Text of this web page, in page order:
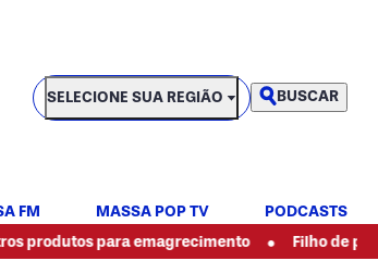
SELECIONE SUA REGIÃO
SELECIONE SUA REGIÃO BUSCAR
FM MASSA POP TV
PODCASTS
para emagrecimento • Filho de pintor